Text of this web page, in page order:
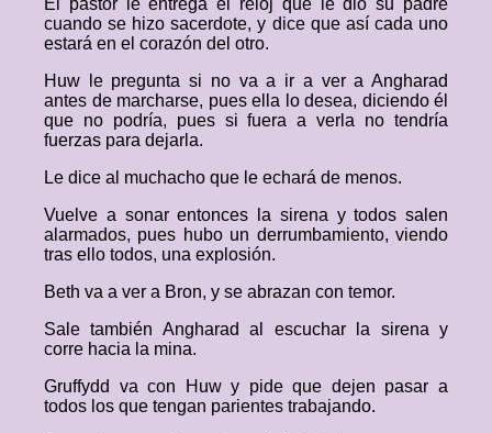
El pastor le entrega el reloj que le dio su padre
cuando se hizo sacerdote, y dice que así cada uno
estará en el corazón del otro.
Huw le pregunta si no va a ir a ver a Angharad
antes de marcharse, pues ella lo desea, diciendo él
que no podría, pues si fuera a verla no tendría
fuerzas para dejarla.
Le dice al muchacho que le echará de menos.
Vuelve a sonar entonces la sirena y todos salen
alarmados, pues hubo un derrumbamiento, viendo
tras ello todos, una explosión.
Beth va a ver a Bron, y se abrazan con temor.
Sale también Angharad al escuchar la sirena y
corre hacia la mina.
Gruffydd va con Huw y pide que dejen pasar a
todos los que tengan parientes trabajando.